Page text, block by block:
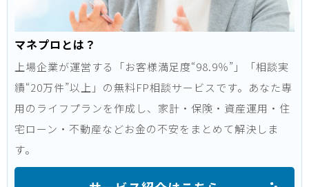
マネプロとは？
上場企業が運営する「お客様満足度“98.9％”」「相談実
績“20万件”以上」の無料FP相談サービスです。あなた専
用のライフプランを作成し、家計・保険・資産運用・住
宅ローン・不動産などお金の不安をまとめて解決しま
す。